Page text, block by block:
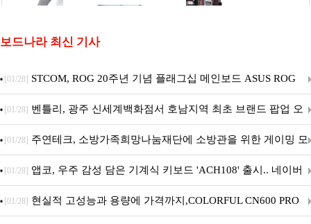
보드나라 최신 기사
[01/28] STCOM, ROG 20주년 기념 플래그십 메인보드 ASUS ROG
Crosshair X870E EDITION 20 국내 출시 예정
[01/28] 벤틀리, 광주 신세계백화점서 호남지역 최초 브랜드 팝업 오
픈
[01/28] 주연테크, 소방가족희망나눔재단에 소방관을 위한 게이밍 모
니터·스마트 펫 침대 기부
[01/28] 앱코, 우주 감성 담은 기계식 키보드 'ACH108' 출시.. 네이버
브랜드데이 기획전 진행
[01/28] 현실적 고성능과 용량에 가격까지,COLORFUL CN600 PRO